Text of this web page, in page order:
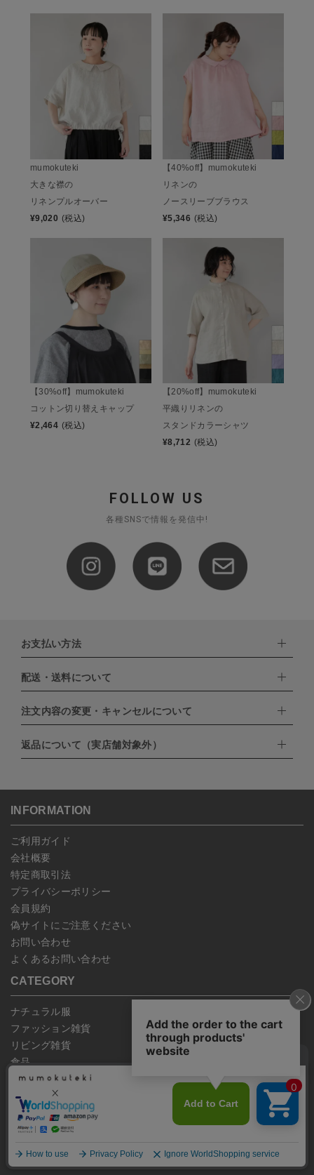
mumokuteki
大きな襟の
リネンプルオーバー
¥9,020 (税込)
【40%off】mumokuteki
リネンの
ノースリーブブラウス
¥5,346 (税込)
【30%off】mumokuteki
コットン切り替えキャップ
¥2,464 (税込)
【20%off】mumokuteki
平織りリネンの
スタンドカラーシャツ
¥8,712 (税込)
FOLLOW US
各種SNSで情報を発信中!
お支払い方法
下記お支払い方法よりお選びいただけます。
・クレジットカード（VISA,mastercard,JCB,AMERICAN
EXPRESS,Diners Club）
・PayPay
・NP後払い
配送・送料について
配達業者：日本郵便
北海道：1,400円
沖縄：1,400円
注文内容の変更・キャンセルについて
ご注文日当日から翌日のAM9:00までにご連絡頂いた場合はキャン
セルは可能です。
ンセルしていただいた後、ご希望の商品のみ再度ご注文お願いしま
予約商品など一部キャンセルが出来ない場合がございます。あらか
じめご了承ください。
返品について（実店舗対象外）
こちらよりご依頼ください。
INFORMATION
ご利用ガイド
会社概要
特定商取引法
プライバシーポリシー
会員規約
偽サイトにご注意ください
お問い合わせ
よくあるお問い合わせ
CATEGORY
ナチュラル服
ファッション雑貨
リビング雑貨
食品
ギフト
ブランド
特集
全ての商品
LINKS